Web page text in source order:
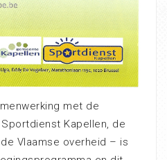
met de
Kapellen, de
Vlaamse overheid – is